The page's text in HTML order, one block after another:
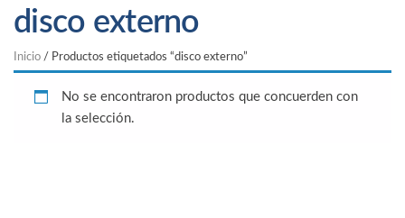
disco externo
Inicio / Productos etiquetados “disco externo”
No se encontraron productos que concuerden con
la selección.